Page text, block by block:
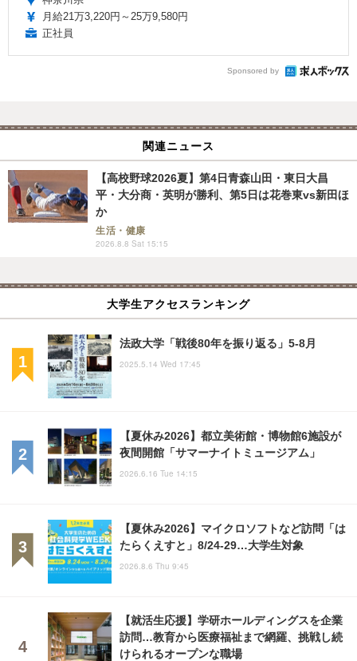
月給21万3,220円～25万9,580円
正社員
Sponsored by
関連ニュース
【高校野球2026夏】第4日青森山田・東日大昌
平・大分商・英明が勝利、第5日は花巻東vs新田ほ
か
生活・健康
2026.8.8 Sat 15:15
大学生アクセスランキング
法政大学「戦後80年を振り返る」5-8月
2025.5.14 Wed 17:45
【夏休み2026】都立美術館・博物館6施設が
夜間開館「サマーナイトミュージアム」
2026.6.16 Tue 14:15
【夏休み2026】マイクロソフトなど訪問「は
たらくえすと」8/24-29…大学生対象
2026.8.6 Thu 9:45
【就活生応援】学研ホールディングスを企業
訪問…教育から医療福祉まで網羅、挑戦し続
けられるオープンな職場